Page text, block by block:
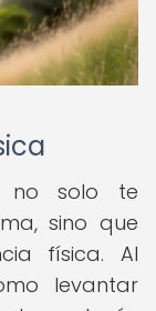
no solo te
sino que
física. Al
levantar